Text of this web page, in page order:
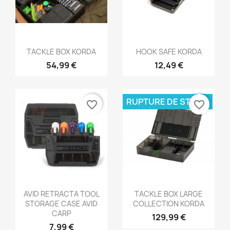
Aperçu rapide
TACKLE BOX KORDA
54,99 €
Aperçu rapide
HOOK SAFE KORDA
12,49 €
 Aperçu rapide
AVID RETRACTA TOOL
STORAGE CASE AVID
CARP
7,99 €
favorite_border
Aperçu rapide
TACKLE BOX LARGE
COLLECTION KORDA
129,99 €
RUPTURE DE STOCK
favorite_border